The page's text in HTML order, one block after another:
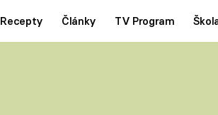
Recepty Články TV Program